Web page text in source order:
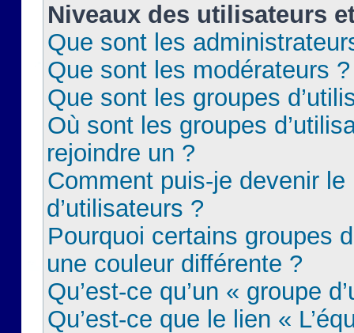
Niveaux des utilisateurs
Que sont les
Que sont les modérateurs ?
Que sont les groupes
Où sont les groupes
rejoindre un ?
Comment puis-je devenir le
d’utilisateurs ?
Pourquoi certains groupes
une couleur différente ?
Qu’est-ce qu’un « groupe
Qu’est-ce que le lien «